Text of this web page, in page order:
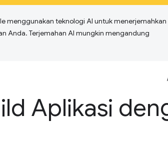
menggunakan teknologi AI untuk menerjemahkan
Anda. Terjemahan AI mungkin mengandung
Aplikasi